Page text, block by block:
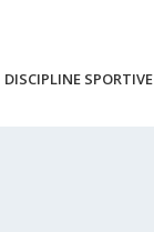
DISCIPLINE SPORTIVE